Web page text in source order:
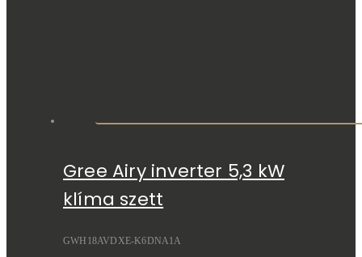
Gree Airy inverter 5,3 kW
klíma szett
GWH18AVDXE-K6DNA1A